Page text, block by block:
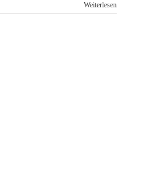
Weiterlesen